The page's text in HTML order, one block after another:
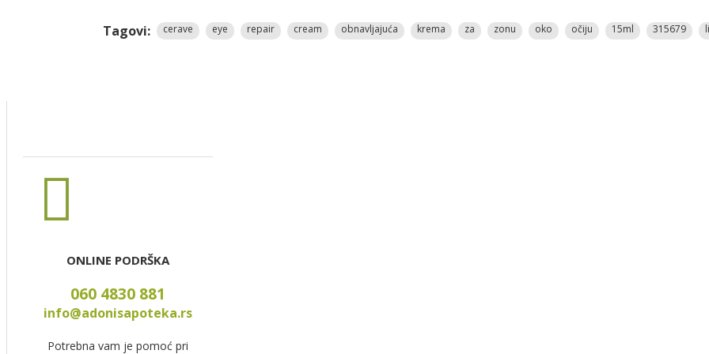
Tagovi: cerave eye repair cream obnavljajuća krema za zonu oko očiju 15ml 315679
ONLINE PODRŠKA
060 4830 881
info@adonisapoteka.rs
Potrebna vam je pomoć pri